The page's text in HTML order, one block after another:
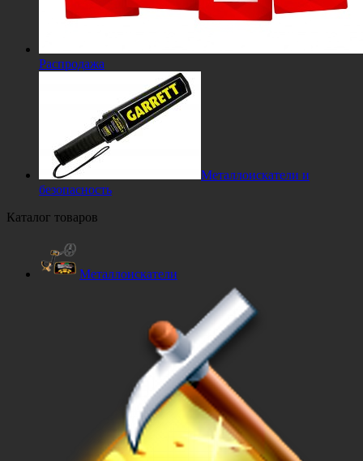
Распродажа
Металлоискатели и
безопасность
Каталог товаров
Металлоискатели